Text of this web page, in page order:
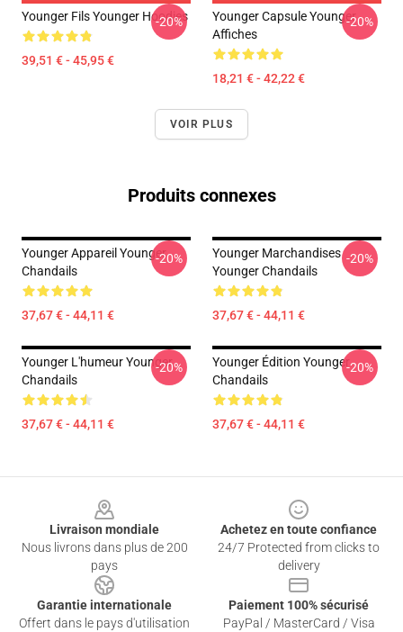
Younger Fils Younger Hoodies
39,51 € - 45,95 €
-20%
Younger Capsule Younger
Affiches
18,21 € - 42,22 €
-20%
VOIR PLUS
Produits connexes
Younger Appareil Younger
Chandails
37,67 € - 44,11 €
-20%
Younger Marchandises
Younger Chandails
37,67 € - 44,11 €
-20%
Younger L'humeur Younger
Chandails
37,67 € - 44,11 €
-20%
Younger Édition Younger
Chandails
37,67 € - 44,11 €
-20%
Livraison mondiale
Nous livrons dans plus de 200
pays
Achetez en toute confiance
24/7 Protected from clicks to
delivery
Garantie internationale
Offert dans le pays d'utilisation
Paiement 100% sécurisé
PayPal / MasterCard / Visa